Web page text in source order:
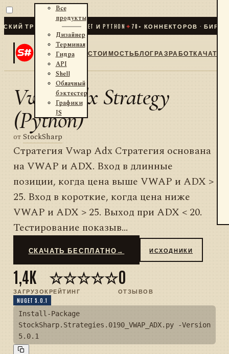
ТРЕЙДИНГ ДЛЯ .NET И PYTHON✦ 70+ КОННЕКТОРОВ · БИРЖИ
Все
продукты
Дизайнер
Терминал
Гидра
API
Shell
Облачный
бэктестер
Графики
JS
СТОИМОСТЬБЛОГРАЗРАБОТКАЧАТ
Vwap Adx Strategy
(Python)
отStockSharp
Стратегия Vwap Adx Стратегия основана
на VWAP и ADX. Вход в длинные
позиции, когда цена выше VWAP и ADX >
25. Вход в короткие, когда цена ниже
VWAP и ADX > 25. Выход при ADX < 20.
Тестирование показыв...
СКАЧАТЬ БЕСПЛАТНО → ИСХОДНИКИ
1,4K
ЗАГРУЗОК
☆☆☆☆☆
РЕЙТИНГ
0
ОТЗЫВОВ
NUGET 5.0.1
Install-Package
StockSharp.Strategies.0190_VWAP_ADX.py -Version
5.0.1